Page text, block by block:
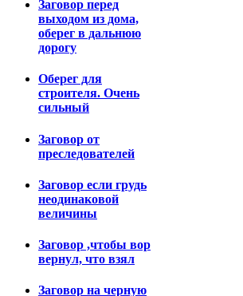
Заговор перед
выходом из дома,
оберег в дальнюю
дорогу
Оберег для
строителя. Очень
сильный
Заговор от
преследователей
Заговор если грудь
неодинаковой
величины
Заговор ,чтобы вор
вернул, что взял
Заговор на черную